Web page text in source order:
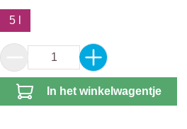
5 l
Producthoeveelheid: Voer
In het winkelwagentje